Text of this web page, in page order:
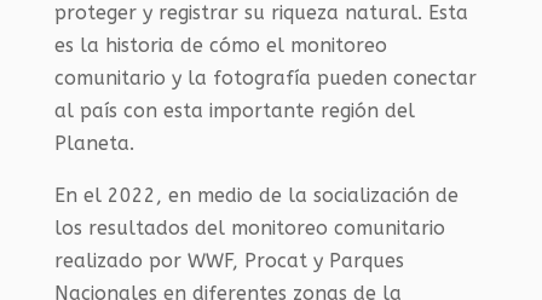
proteger y registrar su riqueza natural. Esta
es la historia de cómo el monitoreo
comunitario y la fotografía pueden conectar
al país con esta importante región del
Planeta.
En el 2022, en medio de la socialización de
los resultados del monitoreo comunitario
realizado por WWF, Procat y Parques
Nacionales en diferentes zonas de la